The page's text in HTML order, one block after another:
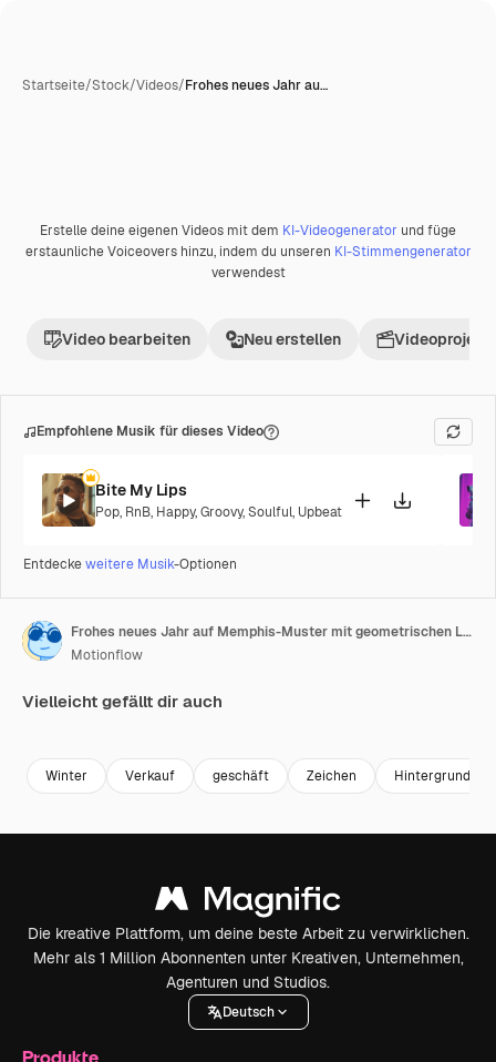
Startseite/Stock/Videos/Frohes neues Jahr au…
Premium
Erstelle deine eigenen Videos mit dem KI-Videogenerator und füge
erstaunliche Voiceovers hinzu, indem du unseren KI-Stimmengenerator
verwendest
Video bearbeiten Neu erstellen Videoprojekt
Empfohlene Musik für dieses Video
Bite My Lips
Pop, RnB, Happy,Groovy,Soulful, Upbeat
Entdeckeweitere Musik-Optionen
Frohes neues Jahr auf Memphis-Muster mit geometrischen Linien
Motionflow
Vielleicht gefällt dir auch
Winter Verkauf geschäft Zeichen Hintergrund
Die kreative Plattform, um deine beste Arbeit zu verwirklichen.
Mehr als 1 Million Abonnenten unter Kreativen, Unternehmen,
Agenturen und Studios.
Deutsch
Produkte